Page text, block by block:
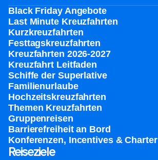
Black Friday Angebote
Last Minute Kreuzfahrten
Kurzkreuzfahrten​
Festtagskreuzfahrten​
Kreuzfahrten 2026-2027
Kreuzfahrt Leitfaden
Schiffe der Superlative
Familienurlaube​
Hochzeitskreuzfahrten
Themen Kreuzfahrten
Gruppenreisen
Barrierefreiheit an Bord​
Konferenzen, Incentives & Charter
Reiseziele